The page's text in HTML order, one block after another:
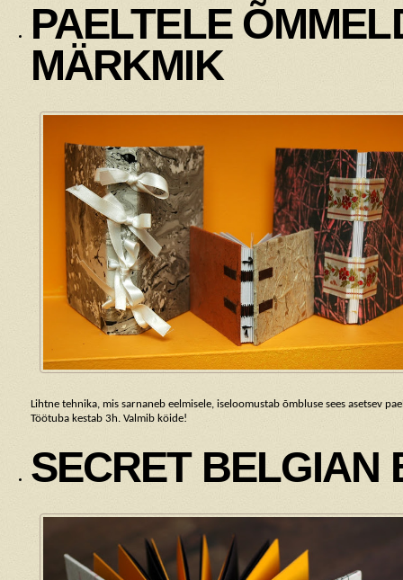
PAELTELE
MÄRKMIK
Lihtne tehnika, mis sarnaneb eelmisele, iseloomustab õmbluse sees asetsev
Töötuba kestab 3h. Valmib köide!
SECRET BELGIAN